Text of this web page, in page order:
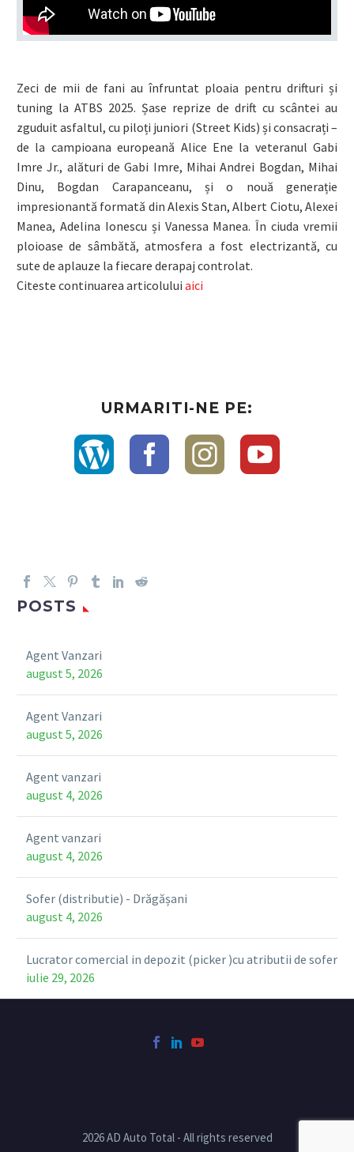
Zeci de mii de fani au înfruntat ploaia pentru drifturi și
tuning la ATBS 2025. Șase reprize de drift cu scântei au
zguduit asfaltul, cu piloți juniori (Street Kids) și consacrați –
de la campioana europeană Alice Ene la veteranul Gabi
Imre Jr., alături de Gabi Imre, Mihai Andrei Bogdan, Mihai
Dinu, Bogdan Carapanceanu, și o nouă generație
impresionantă formată din Alexis Stan, Albert Ciotu, Alexei
Manea, Adelina Ionescu și Vanessa Manea. În ciuda vremii
ploioase de sâmbătă, atmosfera a fost electrizantă, cu
sute de aplauze la fiecare derapaj controlat.
Citeste continuarea articolului aici
URMARITI-NE PE:
POSTS
Agent Vanzari
august 5, 2026
Agent Vanzari
august 5, 2026
Agent vanzari
august 4, 2026
Agent vanzari
august 4, 2026
Sofer (distributie) - Drăgășani
august 4, 2026
Lucrator comercial in depozit (picker )cu atributii de sofer
iulie 29, 2026
2026 AD Auto Total - All rights reserved